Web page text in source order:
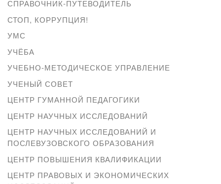
СПРАВОЧНИК-ПУТЕВОДИТЕЛЬ
СТОП, КОРРУПЦИЯ!
УМС
УЧЁБА
УЧЕБНО-МЕТОДИЧЕСКОЕ УПРАВЛЕНИЕ
УЧЕНЫЙ СОВЕТ
ЦЕНТР ГУМАННОЙ ПЕДАГОГИКИ
ЦЕНТР НАУЧНЫХ ИССЛЕДОВАНИЙ
ЦЕНТР НАУЧНЫХ ИССЛЕДОВАНИЙ И
ПОСЛЕВУЗОВСКОГО ОБРАЗОВАНИЯ
ЦЕНТР ПОВЫШЕНИЯ КВАЛИФИКАЦИИ
ЦЕНТР ПРАВОВЫХ И ЭКОНОМИЧЕСКИХ